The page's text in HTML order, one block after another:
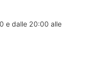
e dalle 20:00 alle